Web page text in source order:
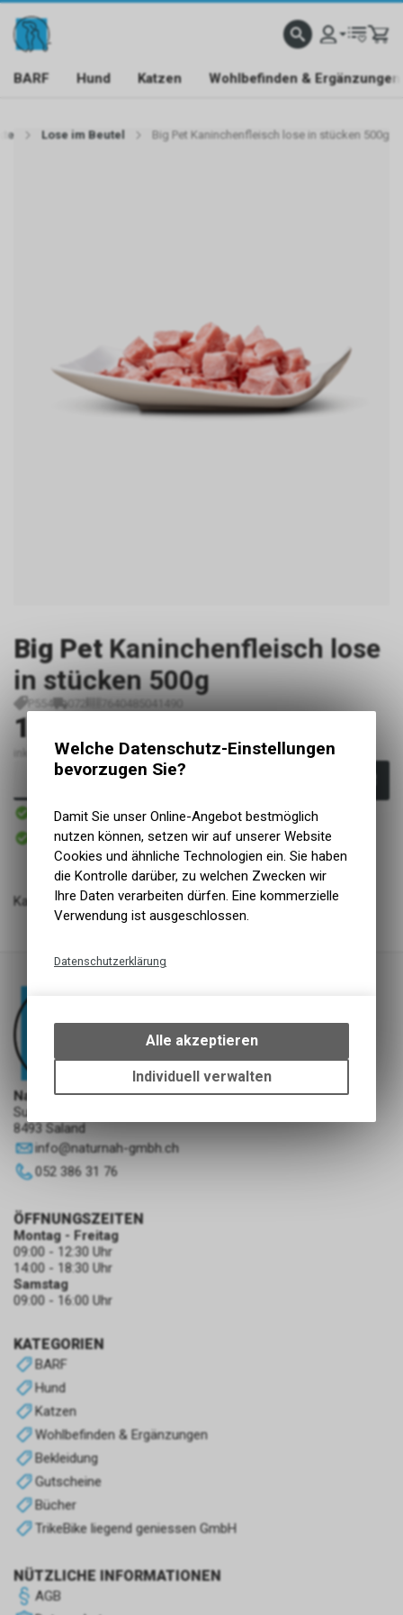
BARF Hund Katzen Wohlbefinden & Ergänzungen
Lose im Beutel Big Pet Kaninchenfleisch lose in stücken 500g
Big Pet Kaninchenfleisch lose
in stücken 500g
P554 072 7640485041490
11.40
inkl. MwSt., zzgl. Versandkosten
In den Warenkorb
Versand
Sofort abholbar
Abholung NaturNah GmbH
Kaninchenfleisch lose in Stücken 500g
NaturNah GmbH
Sunnehofstrasse 7
8493 Saland
info@naturnah-gmbh.ch
052 386 31 76
KATEGORIEN
BARF
Hund
Katzen
Wohlbefinden & Ergänzungen
Bekleidung
Gutscheine
Bücher
TrikeBike liegend geniessen GmbH
NÜTZLICHE INFORMATIONEN
AGB
ÖFFNUNGSZEITEN
Montag - Freitag
09:00 - 12:30 Uhr
14:00 - 18:30 Uhr
Samstag
09:00 - 16:00 Uhr
Welche Datenschutz-Einstellungen
bevorzugen Sie?
Damit Sie unser Online-Angebot bestmöglich
nutzen können, setzen wir auf unserer Website
Cookies und ähnliche Technologien ein. Sie haben
die Kontrolle darüber, zu welchen Zwecken wir
Ihre Daten verarbeiten dürfen. Eine kommerzielle
Verwendung ist ausgeschlossen.
Datenschutzerklärung
bestimmte Interaktionen und
Einstellungen auf Ihrem Gerät,
um die grundlegenden
Funktionen unseres Online-
ermöglichen. Bitte beachten Sie,
Alle akzeptieren
Individuell verwalten